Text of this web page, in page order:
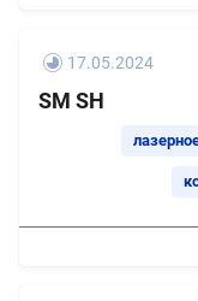
17.05.2024
SM SH